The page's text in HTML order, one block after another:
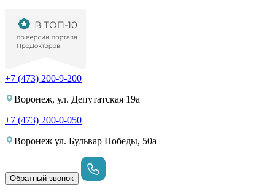
+7 (473) 200-9-200
Воронеж, ул. Депутатская 19а
+7 (473) 200-0-050
Воронеж ул. Бульвар Победы, 50а
Обратный звонок